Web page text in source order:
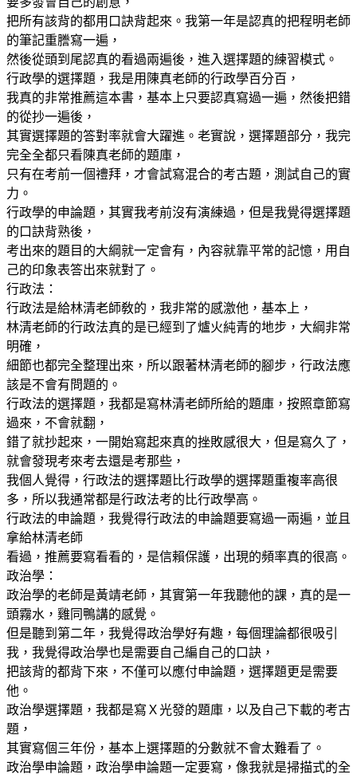
把所有該背的都用口訣背起來。我第一年是認真的把程明老師
的筆記重謄寫一遍，
然後從頭到尾認真的看過兩遍後，進入選擇題的練習模式。
行政學的選擇題，我是用陳真老師的行政學百分百，
我真的非常推薦這本書，基本上只要認真寫過一遍，然後把錯
的從抄一遍後，
其實選擇題的答對率就會大躍進。老實說，選擇題部分，我完
完全全都只看陳真老師的題庫，
只有在考前一個禮拜，才會試寫混合的考古題，測試自己的實
力。
行政學的申論題，其實我考前沒有演練過，但是我覺得選擇題
的口訣背熟後，
考出來的題目的大綱就一定會有，內容就靠平常的記憶，用自
己的印象表答出來就對了。
行政法：
行政法是給林清老師敎的，我非常的感激他，基本上，
林清老師的行政法真的是已經到了爐火純青的地步，大綱非常
明確，
細節也都完全整理出來，所以跟著林清老師的腳步，行政法應
該是不會有問題的。
行政法的選擇題，我都是寫林清老師所給的題庫，按照章節寫
過來，不會就翻，
錯了就抄起來，一開始寫起來真的挫敗感很大，但是寫久了，
就會發現考來考去還是考那些，
我個人覺得，行政法的選擇題比行政學的選擇題重複率高很
多，所以我通常都是行政法考的比行政學高。
行政法的申論題，我覺得行政法的申論題要寫過一兩遍，並且
拿給林清老師
看過，推薦要寫看看的，是信賴保護，出現的頻率真的很高。
政治學：
政治學的老師是黃靖老師，其實第一年我聽他的課，真的是一
頭霧水，雞同鴨講的感覺。
但是聽到第二年，我覺得政治學好有趣，每個理論都很吸引
我，我覺得政治學也是需要自己編自己的口訣，
把該背的都背下來，不僅可以應付申論題，選擇題更是需要
他。
政治學選擇題，我都是寫Ｘ光發的題庫，以及自己下載的考古
題，
其實寫個三年份，基本上選擇題的分數就不會太難看了。
政治學申論題，政治學申論題一定要寫，像我就是掃描式的全